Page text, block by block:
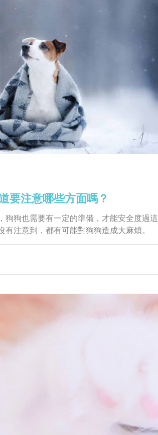
要注意哪些方面嗎？
狗也需要有一定的準備，才能安全度過這
注意到，都有可能對狗狗造成大麻煩。